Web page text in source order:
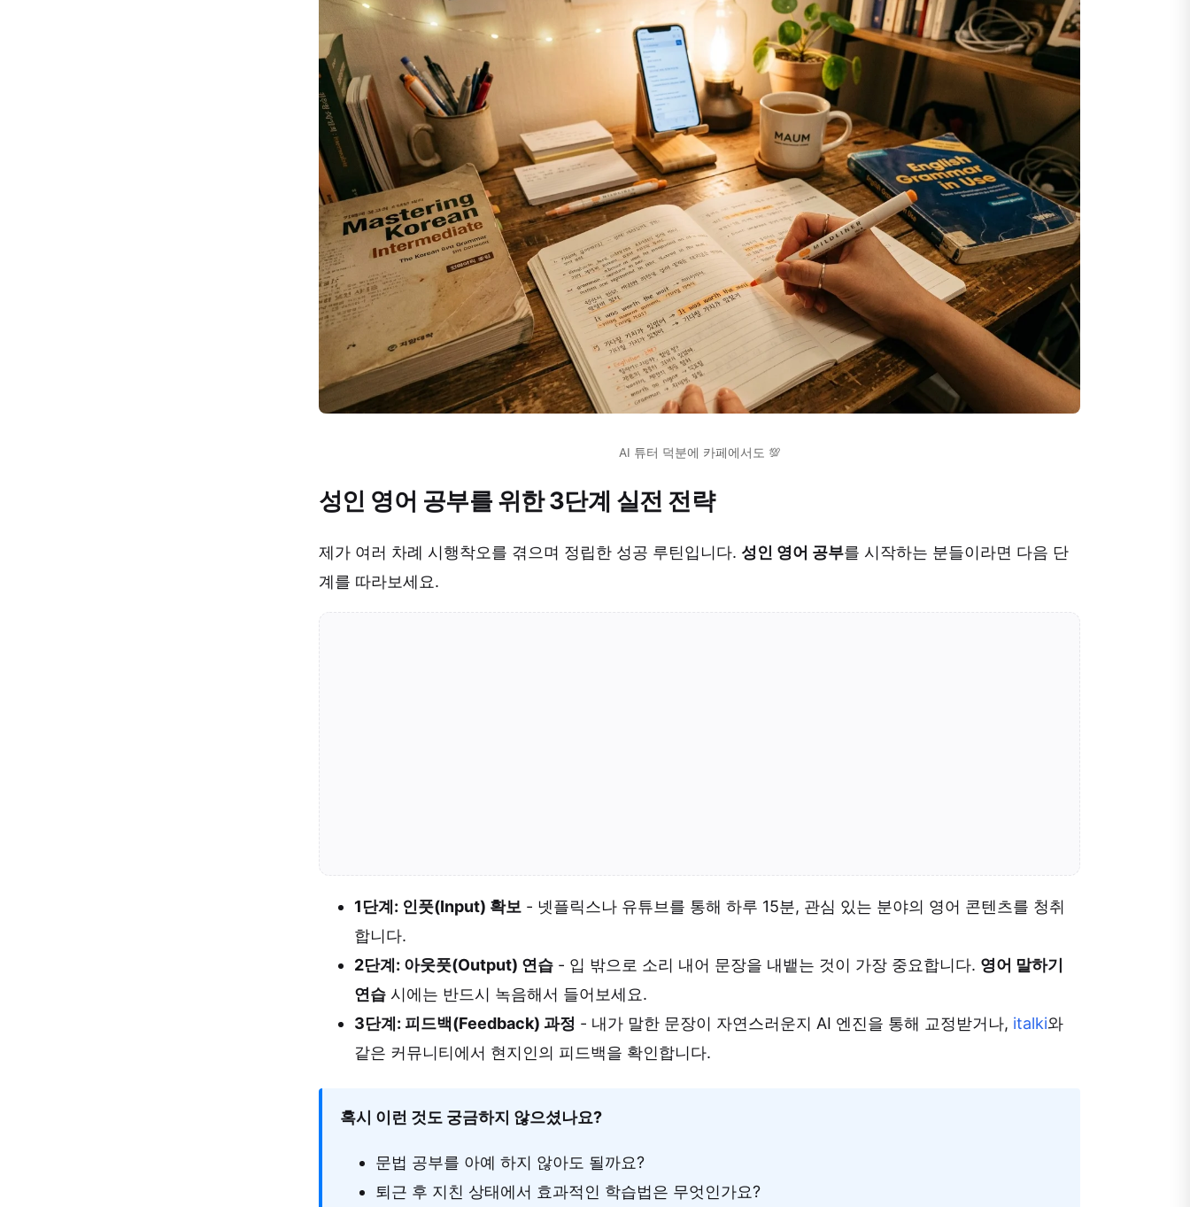
AI 튜터 덕분에 카페에서도 💯
성인 영어 공부를 위한 3단계 실전 전략
제가 여러 차례 시행착오를 겪으며 정립한 성공 루틴입니다. 성인 영어 공부를 시작하는 분들이라면 다음 단
계를 따라보세요.
1단계: 인풋(Input) 확보 - 넷플릭스나 유튜브를 통해 하루 15분, 관심 있는 분야의 영어 콘텐츠를 청취
합니다.
2단계: 아웃풋(Output) 연습 - 입 밖으로 소리 내어 문장을 내뱉는 것이 가장 중요합니다. 영어 말하기
연습 시에는 반드시 녹음해서 들어보세요.
3단계: 피드백(Feedback) 과정 - 내가 말한 문장이 자연스러운지 AI 엔진을 통해 교정받거나, italki와
같은 커뮤니티에서 현지인의 피드백을 확인합니다.
혹시 이런 것도 궁금하지 않으셨나요?
문법 공부를 아예 하지 않아도 될까요?
퇴근 후 지친 상태에서 효과적인 학습법은 무엇인가요?